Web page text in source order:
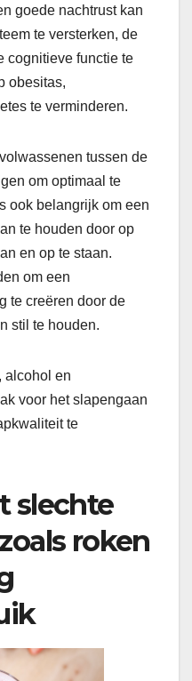
goede nachtrust kan
te versterken, de
cognitieve functie te
obesitas,
te verminderen.
tussen de
om optimaal te
ook belangrijk om een
te houden door op
en op te staan.
om een
te creëren door de
stil te houden.
alcohol en
voor het slapengaan
te
slechte
roken